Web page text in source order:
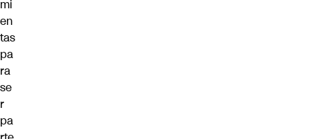
mi
en
tas
pa
ra
se
r
pa